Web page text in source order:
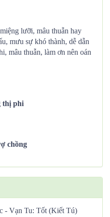
lưỡi, mâu thuẫn hay
mưu sự khó thành, dễ dẫn
mâu thuẫn, làm ơn nên oán
thị phi
chồng
- Vạn Tu: Tốt (Kiết Tú)